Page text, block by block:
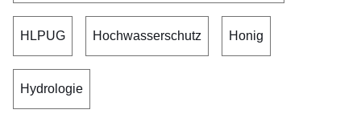
HLPUG Hochwasserschutz Honig
Hydrologie